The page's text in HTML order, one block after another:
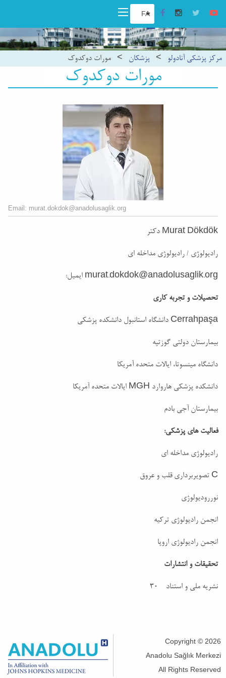
مرکز پزشکی آنادولو > پزشکان > مورات دوکدوک
مورات دوکدوک
Email: murat.dokdok@anadolusaglik.org
Murat Dökdök دکتر
رادیولوژی / رادیولوژی مداخله ای
murat.dokdok@anadolusaglik.org ایمیل:
تحصیلات و تجربه کاری
Cerrahpaşa دانشگاه استانبول دانشکده پزشکی
بیمارستان دولتی گوزتپه
دانشگاه مینسوتا، ایالات متحده آمریکا
دانشکده پزشکی هاروارد MGH ایالات متحده آمریکا
بیمارستان آجی بادم
فعالیت های پزشکی:
رادیولوژی مداخله ای
C تصویربرداری قلب و عروق
نوررودیولوژی
انجمن رادیولوژی ترکیه
انجمن رادیولوژی اروپا
تحقیقات و انتشارات
نشریه ملی و استناد 30
Copyright © 2026
Anadolu Sağlık Merkezi
All Rights Reserved